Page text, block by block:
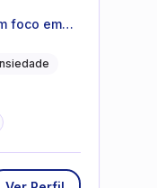
foco em